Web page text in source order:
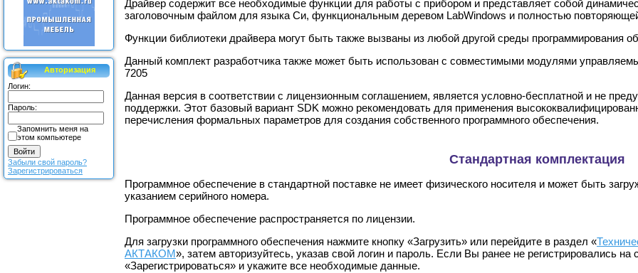
Авторизация
Логин:
Пароль:
Запомнить меня на
этом компьютере
Забыли свой пароль?
Зарегистрироваться
Драйвер содержит все необходимые функции для работы с прибором и представляет собой
заголовочным файлом для языка Си, функциональным деревом LabWindows и полностью
Функции библиотеки драйвера могут быть также вызваны из любой другой среды программирования
Данный комплект разработчика также может быть использован с совместимыми модулями
7205
Данная версия в соответствии с лицензионным соглашением, является условно-бесплатной и не
поддержки. Этот базовый вариант SDK можно рекомендовать для применения
перечисления формальных параметров для создания собственного программного обеспечения.
Стандартная комплектация
Программное обеспечение в стандартной поставке не имеет физического носителя и может быть
указанием серийного номера.
Программное обеспечение распространяется по лицензии.
Для загрузки программного обеспечения нажмите кнопку «Загрузить» или перейдите в раздел «
АКТАКОМ», затем авторизуйтесь, указав свой логин и пароль. Если Вы ранее не регистрировались на
«Зарегистрироваться» и укажите все необходимые данные.